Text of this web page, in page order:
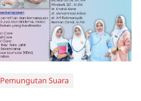
Pemungutan Suara